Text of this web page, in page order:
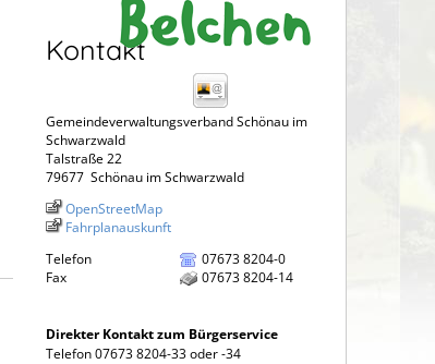
Kontakt
Gemeindeverwaltungsverband Schönau im
Schwarzwald
Talstraße 22
79677 Schönau im Schwarzwald
OpenStreetMap
Fahrplanauskunft
Telefon
07673 8204-0
Fax
07673 8204-14
Direkter Kontakt zum Bürgerservice
Telefon 07673 8204-33 oder -34